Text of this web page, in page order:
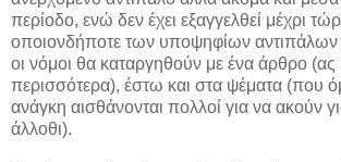
περίοδο, ενώ δεν έχει εξαγγελθεί μέχρι
οποιονδήποτε των υποψηφίων αντιπάλων
οι νόμοι θα καταργηθούν με ένα άρθρο (ας
περισσότερα), έστω και στα ψέματα (που
ανάγκη αισθάνονται πολλοί για να ακούν
άλλοθι).